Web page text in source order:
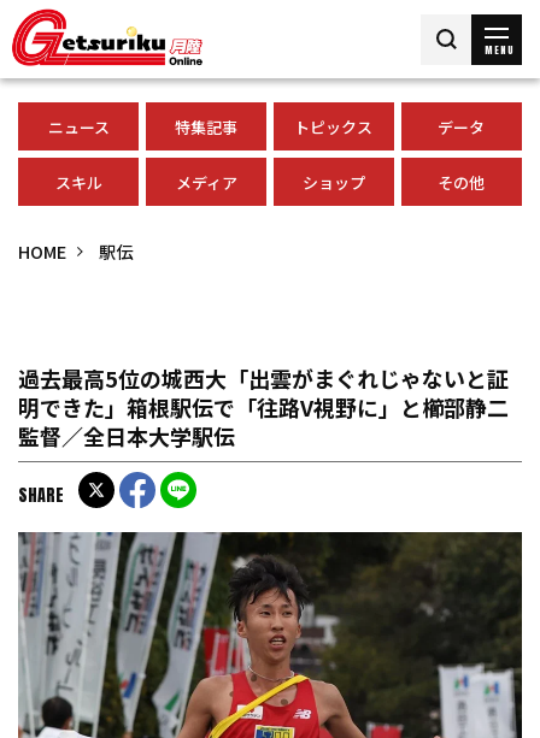
MENU
ニュース 特集記事 トピックス データ
スキル メディア ショップ その他
HOME 駅伝
過去最高5位の城西大「出雲がまぐれじゃないと証
明できた」箱根駅伝で「往路V視野に」と櫛部静二
監督／全日本大学駅伝
SHARE